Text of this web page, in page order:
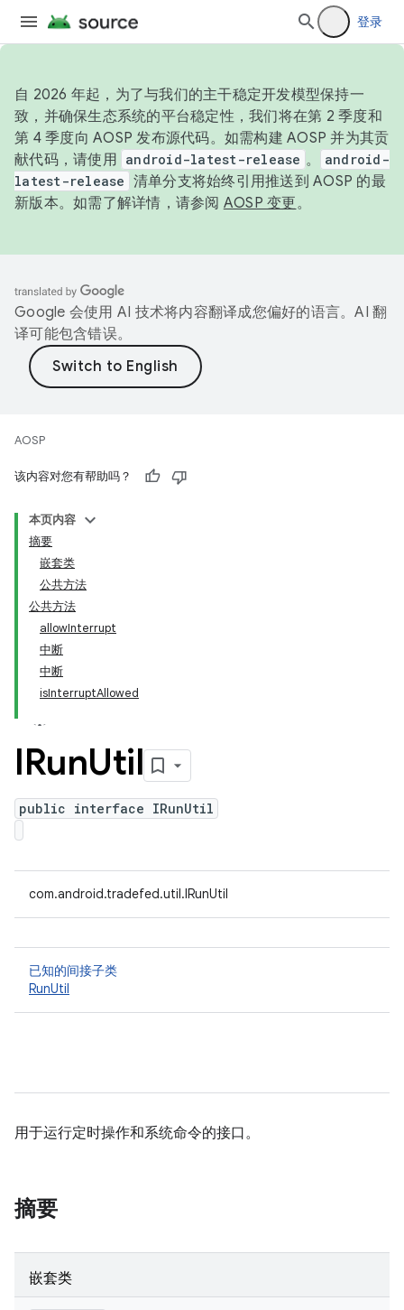
登录
自 2026 年起，为了与我们的主干稳定开发模型保持一
致，并确保生态系统的平台稳定性，我们将在第 2 季度和
第 4 季度向 AOSP 发布源代码。如需构建 AOSP 并为其贡
献代码，请使用 android-latest-release 。
android-
latest-release 清单分支将始终引用推送到 AOSP 的最
新版本。如需了解详情，请参阅 AOSP 变更。
Google 会使用 AI 技术将内容翻译成您偏好的语言。AI 翻
译可能包含错误。
AOSP
该内容对您有帮助吗？
本页内容
摘要
嵌套类
公共方法
公共方法
allowInterrupt
中断
中断
isInterruptAllowed
IRunUtil
public interface IRunUtil
com.android.tradefed.util.IRunUtil
已知的间接子类
RunUtil
用于运行定时操作和系统命令的接口。
摘要
嵌套类